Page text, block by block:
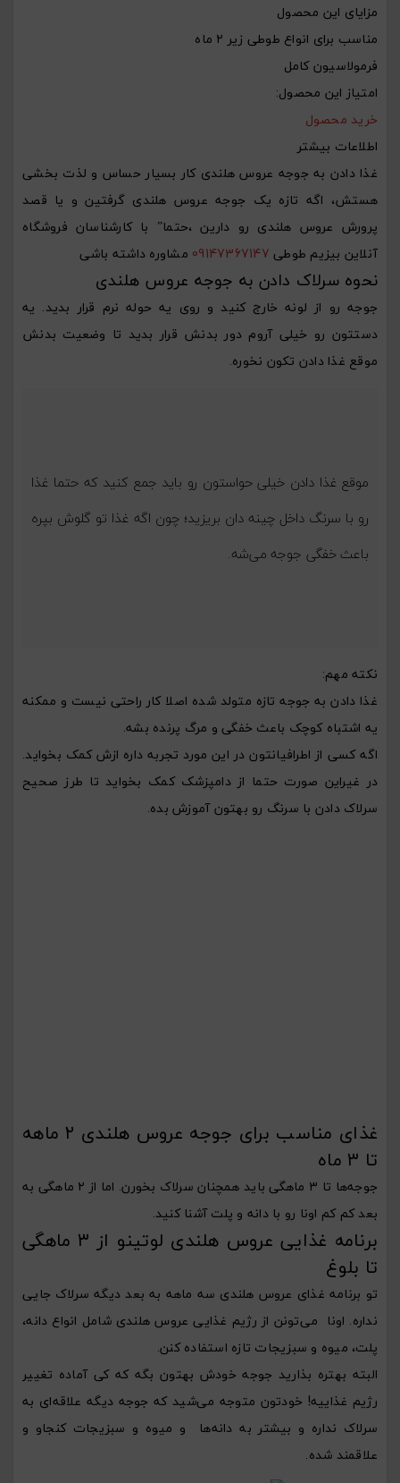
مزایای این محصول
مناسب برای انواع طوطی زیر ۲ ماه
فرمولاسیون کامل
امتیاز این محصول:
خرید محصول
اطلاعات بیشتر
غذا دادن به جوجه عروس هلندی کار بسیار حساس و لذت بخشی
هستش، اگه تازه یک جوجه عروس هلندی گرفتین و یا قصد
پرورش عروس هلندی رو دارین ،حتما” با کارشناسان فروشگاه
آنلاین بیزیم طوطی 09147367147 مشاوره داشته باشی
نحوه سرلاک دادن به جوجه عروس هلندی
جوجه رو از لونه خارج کنید و روی یه حوله نرم قرار بدید. یه
دستتون رو خیلی آروم دور بدنش قرار بدید تا وضعیت بدنش
موقع غذا دادن تکون نخوره.
موقع غذا دادن خیلی حواستون رو باید جمع کنید که حتما غذا
رو با سرنگ داخل چینه دان بریزید؛ چون اگه غذا تو گلوش بپره
باعث خفگی جوجه می‌شه.
نکته مهم:
غذا دادن به جوجه تازه متولد شده اصلا کار راحتی نیست و ممکنه
یه اشتباه کوچک باعث خفگی و مرگ پرنده بشه.
اگه کسی از اطرافیانتون در این مورد تجربه داره ازش کمک بخواید.
در غیراین صورت حتما از دامپزشک کمک بخواید تا طرز صحیح
سرلاک دادن با سرنگ رو بهتون آموزش بده.
غذای مناسب برای جوجه عروس هلندی ۲ ماهه
تا ۳ ماه
جوجه‌ها تا ۳ ماهگی باید همچنان سرلاک بخورن. اما از ۲ ماهگی به
بعد کم کم اونا رو با دانه و پلت آشنا کنید.
برنامه غذایی عروس هلندی لوتینو از ۳ ماهگی
تا بلوغ
تو برنامه غذای عروس هلندی سه ماهه به بعد دیگه سرلاک جایی
نداره. اونا می‌تونن از رژیم غذایی عروس هلندی شامل انواع دانه،
پلت، میوه و سبزیجات تازه استفاده کنن.
البته بهتره بذارید جوجه خودش بهتون بگه که کی آماده تغییر
رژیم غذاییه! خودتون متوجه می‌شید که جوجه دیگه علاقه‌ای به
سرلاک نداره و بیشتر به دانه‌ها و میوه و سبزیجات کنجاو و
علاقمند شده.